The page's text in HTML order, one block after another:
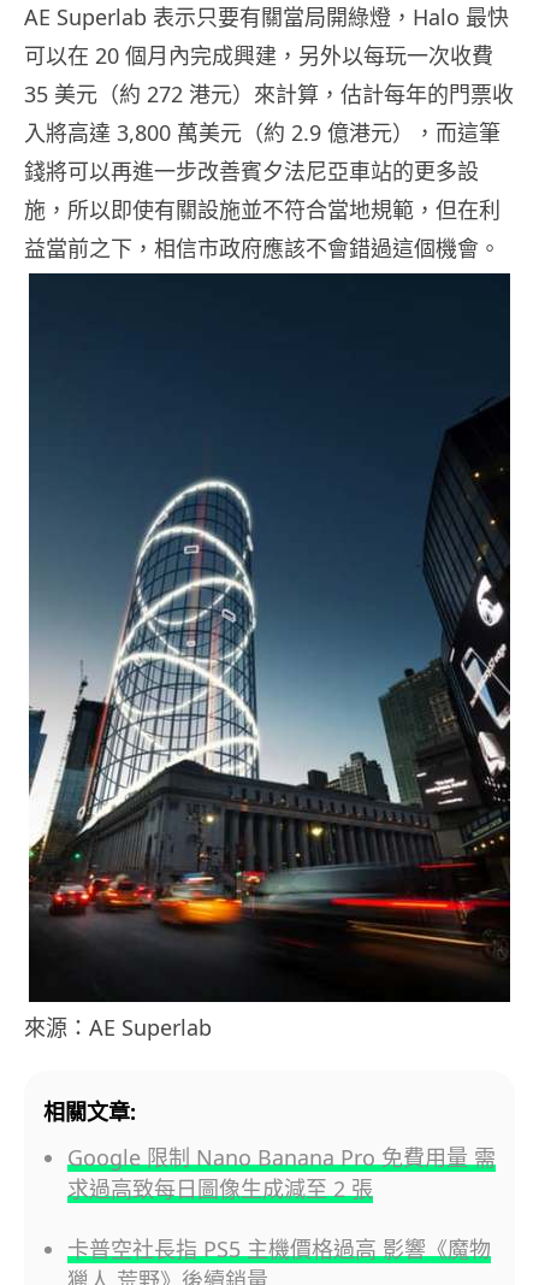
AE Superlab 表示只要有關當局開綠燈，Halo 最快
可以在 20 個月內完成興建，另外以每玩一次收費
35 美元（約 272 港元）來計算，估計每年的門票收
入將高達 3,800 萬美元（約 2.9 億港元），而這筆
錢將可以再進一步改善賓夕法尼亞車站的更多設
施，所以即使有關設施並不符合當地規範，但在利
益當前之下，相信市政府應該不會錯過這個機會。
來源：AE Superlab
相關文章:
Google 限制 Nano Banana Pro 免費用量 需
求過高致每日圖像生成減至 2 張
卡普空社長指 PS5 主機價格過高 影響《魔物